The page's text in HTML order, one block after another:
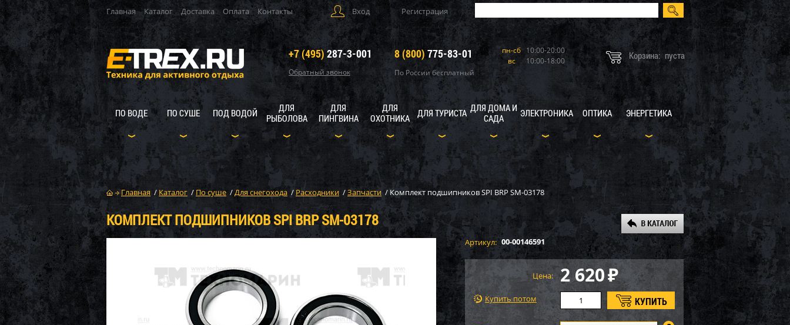
Главная Каталог Доставка Оплата Контакты Вход Регистрация
+7 (495) 287-3-001
Обратный звонок
8 (800) 775-83-01
По России бесплатный
пн-сб 10:00-20:00
вс
10:00-18:00 Корзина: пуста
ПО ВОДЕ ПО СУШЕ ПОД ВОДОЙ
ДЛЯ
РЫБОЛОВА
ДЛЯ
ПИНГВИНА
ДЛЯ
ОХОТНИКА
ДЛЯ ТУРИСТА ДЛЯ ДОМА И
САДА
ЭЛЕКТРОНИКА ОПТИКА ЭНЕРГЕТИКА
Главная / Каталог / По суше /Для снегохода / Расходники /Запчасти /Комплект подшипников SPI BRP SM-03178
КОМПЛЕКТ ПОДШИПНИКОВ SPI BRP SM-03178
Артикул: 00-00146591
Цена: 2 620₽
Купить потом